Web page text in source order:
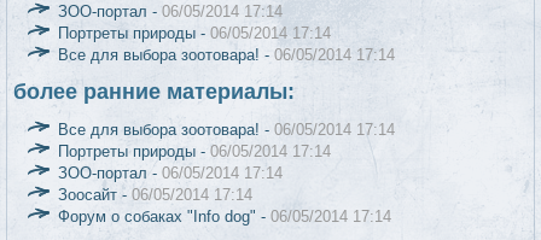
ЗОО-портал -06/05/2014 17:14
Портреты природы -06/05/2014 17:14
Все для выбора зоотовара! -06/05/2014 17:14
более ранние материалы:
Все для выбора зоотовара! -06/05/2014 17:14
Портреты природы -06/05/2014 17:14
ЗОО-портал -06/05/2014 17:14
Зоосайт -06/05/2014 17:14
Форум о собаках "Info dog" -06/05/2014 17:14